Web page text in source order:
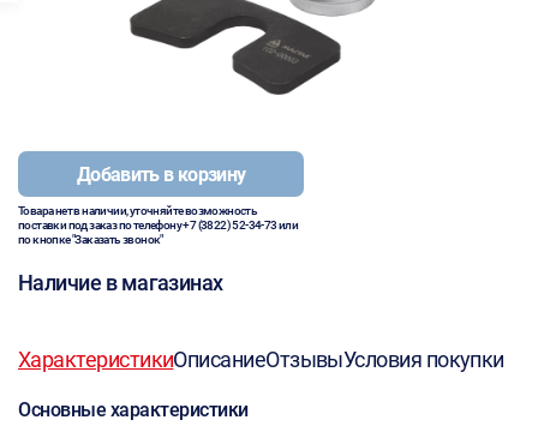
Добавить в корзину
Товара нет в наличии, уточняйте возможность
поставки под заказ по телефону+7 (3822) 52-34-73или
по кнопке "Заказать звонок"
Наличие в магазинах
ХарактеристикиОписаниеОтзывыУсловия покупки
Основные характеристики